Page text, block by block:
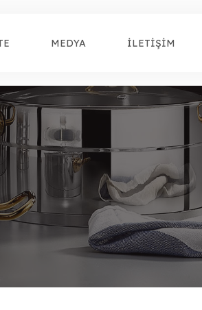
MEDYA İLETİŞİM